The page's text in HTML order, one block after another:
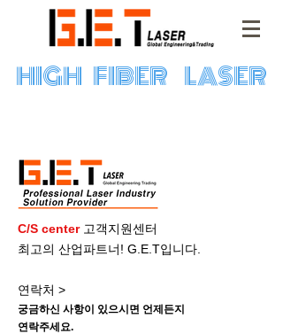
HIGH FIBER LASER
C/S center 고객지원센터
최고의 산업파트너! G.E.T입니다.
연락처 >
궁금하신 사항이 있으시면 언제든지
연락주세요.